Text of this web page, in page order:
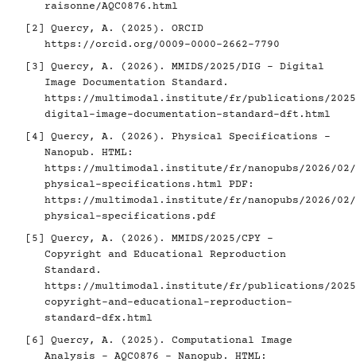
raisonne/AQC0876.html
[2]
Quercy, A. (2025). ORCID
https://orcid.org/0009-0000-2662-7790
[3]
Quercy, A. (2026). MMIDS/2025/DIG - Digital
Image Documentation Standard.
https://multimodal.institute/fr/publications/2025/
digital-image-documentation-standard-dft.html
[4]
Quercy, A. (2026). Physical Specifications -
Nanopub. HTML:
https://multimodal.institute/fr/nanopubs/2026/02/
physical-specifications.html PDF:
https://multimodal.institute/fr/nanopubs/2026/02/
physical-specifications.pdf
[5]
Quercy, A. (2026). MMIDS/2025/CPY -
Copyright and Educational Reproduction
Standard.
https://multimodal.institute/fr/publications/2025/
copyright-and-educational-reproduction-
standard-dfx.html
[6]
Quercy, A. (2025). Computational Image
Analysis - AQC0876 - Nanopub. HTML: